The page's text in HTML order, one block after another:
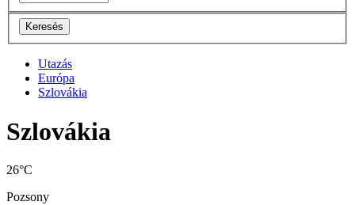
Keresés
Utazás
Európa
Szlovákia
Szlovákia
26°C
Pozsony